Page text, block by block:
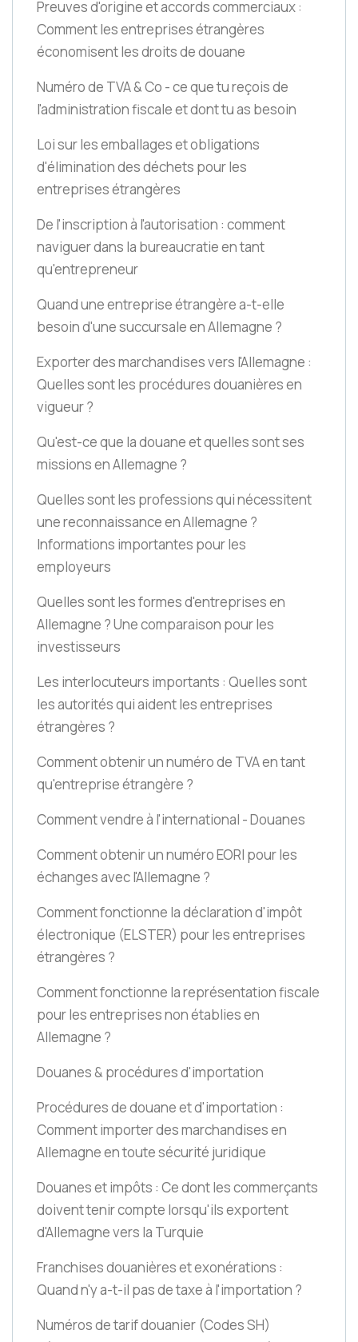
Preuves d'origine et accords commerciaux :
Comment les entreprises étrangères
économisent les droits de douane
Numéro de TVA & Co - ce que tu reçois de
l'administration fiscale et dont tu as besoin
Loi sur les emballages et obligations
d'élimination des déchets pour les
entreprises étrangères
De l'inscription à l'autorisation : comment
naviguer dans la bureaucratie en tant
qu'entrepreneur
Quand une entreprise étrangère a-t-elle
besoin d'une succursale en Allemagne ?
Exporter des marchandises vers l'Allemagne :
Quelles sont les procédures douanières en
vigueur ?
Qu'est-ce que la douane et quelles sont ses
missions en Allemagne ?
Quelles sont les professions qui nécessitent
une reconnaissance en Allemagne ?
Informations importantes pour les
employeurs
Quelles sont les formes d'entreprises en
Allemagne ? Une comparaison pour les
investisseurs
Les interlocuteurs importants : Quelles sont
les autorités qui aident les entreprises
étrangères ?
Comment obtenir un numéro de TVA en tant
qu'entreprise étrangère ?
Comment vendre à l'international - Douanes
Comment obtenir un numéro EORI pour les
échanges avec l'Allemagne ?
Comment fonctionne la déclaration d'impôt
électronique (ELSTER) pour les entreprises
étrangères ?
Comment fonctionne la représentation fiscale
pour les entreprises non établies en
Allemagne ?
Douanes & procédures d'importation
Procédures de douane et d'importation :
Comment importer des marchandises en
Allemagne en toute sécurité juridique
Douanes et impôts : Ce dont les commerçants
doivent tenir compte lorsqu'ils exportent
d'Allemagne vers la Turquie
Franchises douanières et exonérations :
Quand n'y a-t-il pas de taxe à l'importation ?
Numéros de tarif douanier (Codes SH)